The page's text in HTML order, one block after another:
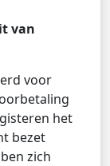
van
voor
het
bezet
zich